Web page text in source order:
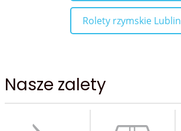
Rolety rzymskie Lublin
Nasze zalety